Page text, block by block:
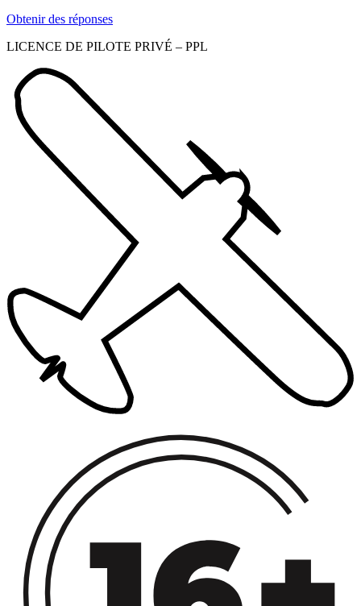
Obtenir des réponses
LICENCE DE PILOTE PRIVÉ – PPL